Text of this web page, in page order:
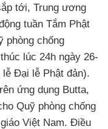
tới, Trung ương
tuần Tắm Phật
phòng chống
lúc 24h ngày 26-
Đại lễ Phật đản).
ứng dụng Butta,
Quỹ phòng chống
Việt Nam. Điều